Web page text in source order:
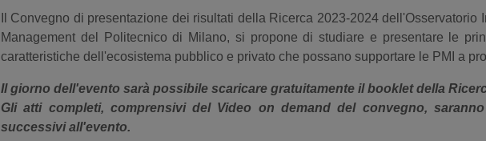
Il Convegno di presentazione dei risultati della Ricerca 2023-2024
Management del Politecnico di Milano, si propone di studiare e presentare le
caratteristiche dell'ecosistema pubblico e privato che possano supportare le PMI a
Il giorno dell'evento sarà possibile scaricare gratuitamente il booklet della
Gli atti completi, comprensivi del Video on demand del convegno,
successivi all'evento.